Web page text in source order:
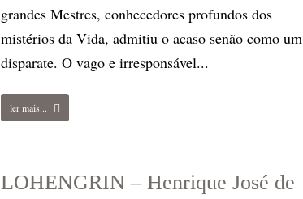
grandes Mestres, conhecedores profundos dos
mistérios da Vida, admitiu o acaso senão como um
disparate. O vago e irresponsável...
ler mais...
LOHENGRIN – Henrique José de